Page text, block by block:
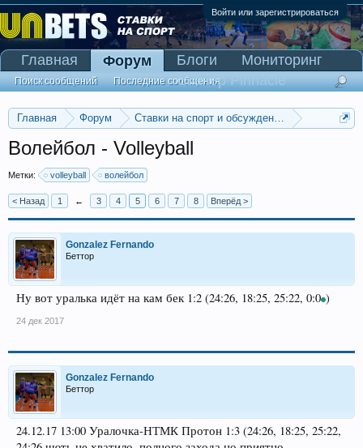
Войти или зарегистрироваться
Главная Форум
Ставки на спорт и обсуждение спортивных
Другие виды спорта: волейбол, бейсбол и т.д.
Волейбол - Volleyball
Метки: volleyball волейбол
< Назад 1 ← 3 4 5 6 7 8 Вперёд >
Gonzalez Fernando
Беттор
Ну вот уралька идёт на кам бек 1:2 (24:26, 18:25, 25:22, 0:0 )
24 дек 2017
Gonzalez Fernando
Беттор
24.12.17 13:00 Уралочка-НТМК Протон 1:3 (24:26, 18:25, 25:22,
Главная Форум
Поиск сообщений Последние сообщения
Блоги
Мониторинг
Сканер Pinnacle